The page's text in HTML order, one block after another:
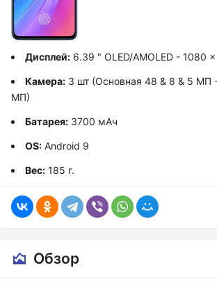
Дисплей: 6.39 " OLED/AMOLED - 1080
Камера: 3 шт (Основная 48 & 8 & 5 МП
МП)
Батарея: 3700 мАч
OS: Android 9
Вес: 185 г.
Обзор